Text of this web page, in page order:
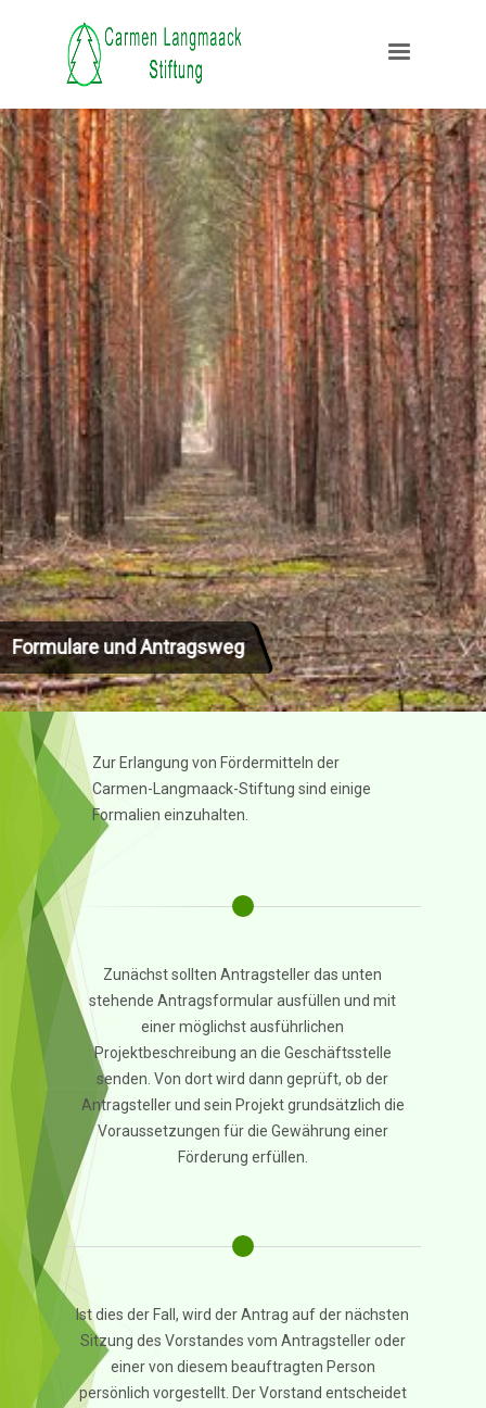
Formulare und Antragsweg
Zur Erlangung von Fördermitteln der
Carmen-Langmaack-Stiftung sind einige
Formalien einzuhalten.
Zunächst sollten Antragsteller das unten
stehende Antragsformular ausfüllen und mit
einer möglichst ausführlichen
Projektbeschreibung an die Geschäftsstelle
senden. Von dort wird dann geprüft, ob der
Antragsteller und sein Projekt grundsätzlich die
Voraussetzungen für die Gewährung einer
Förderung erfüllen.
Ist dies der Fall, wird der Antrag auf der nächsten
Sitzung des Vorstandes vom Antragsteller oder
einer von diesem beauftragten Person
persönlich vorgestellt. Der Vorstand entscheidet